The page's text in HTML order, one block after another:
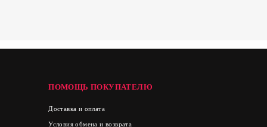
ПОМОЩЬ ПОКУПАТЕЛЮ
Доставка и оплата
Условия обмена и возврата